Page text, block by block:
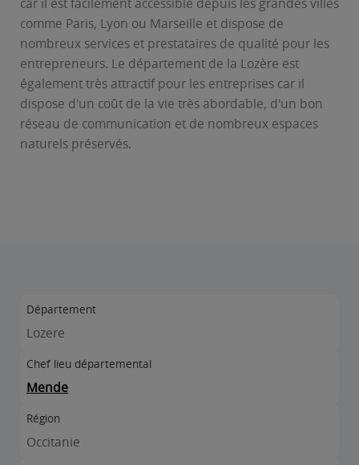
car il est facilement accessible depuis les grandes villes
comme Paris, Lyon ou Marseille et dispose de
nombreux services et prestataires de qualité pour les
entrepreneurs. Le département de la Lozère est
également très attractif pour les entreprises car il
dispose d'un coût de la vie très abordable, d'un bon
réseau de communication et de nombreux espaces
naturels préservés.
Département
Lozere
Chef lieu départemental
Mende
Région
Occitanie